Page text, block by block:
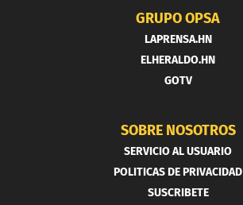
GRUPO OPSA
LAPRENSA.HN
ELHERALDO.HN
GOTV
SOBRE NOSOTROS
SERVICIO AL USUARIO
POLITICAS DE PRIVACIDAD
SUSCRIBETE